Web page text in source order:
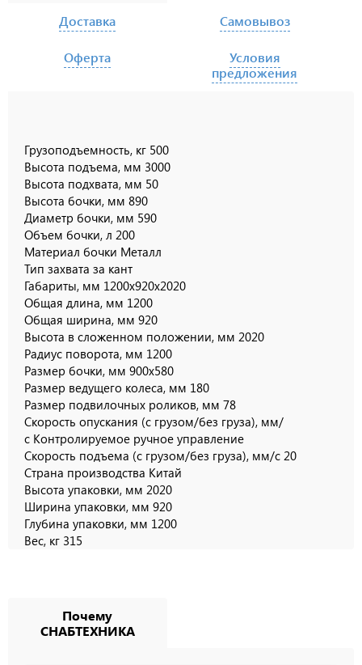
Грузоподъемность, кг 500
Высота подъема, мм 3000
Высота подхвата, мм 50
Высота бочки, мм 890
Диаметр бочки, мм 590
Объем бочки, л 200
Материал бочки Металл
Тип захвата за кант
Габариты, мм 1200х920х2020
Общая длина, мм 1200
Общая ширина, мм 920
Высота в сложенном положении, мм 2020
Радиус поворота, мм 1200
Размер бочки, мм 900х580
Размер ведущего колеса, мм 180
Размер подвилочных роликов, мм 78
Скорость опускания (с грузом/без груза), мм/
с Контролируемое ручное управление
Скорость подъема (с грузом/без груза), мм/с 20
Страна производства Китай
Высота упаковки, мм 2020
Ширина упаковки, мм 920
Глубина упаковки, мм 1200
Вес, кг 315
Доставка Самовывоз
Оферта
Условия
предложения
Почему
СНАБТЕХНИКА